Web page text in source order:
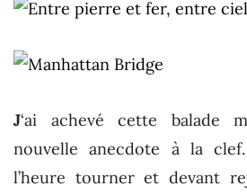
J‘ai achevé cette balade
nouvelle anecdote à la
l’heure tourner et devant